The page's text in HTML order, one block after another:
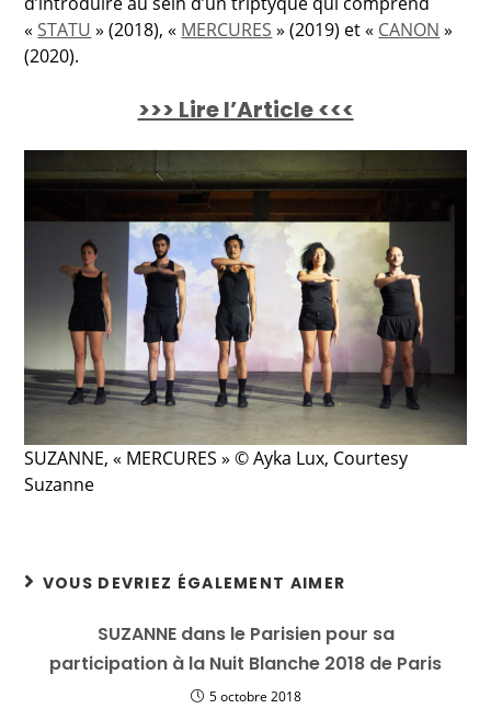
« STATU » (2018), « MERCURES » (2019) et « CANON »
(2020).
>>> Lire l’Article <<<
SUZANNE, « MERCURES » © Ayka Lux, Courtesy
Suzanne
VOUS DEVRIEZ ÉGALEMENT AIMER
SUZANNE dans le Parisien pour sa
participation à la Nuit Blanche 2018 de Paris
5 octobre 2018